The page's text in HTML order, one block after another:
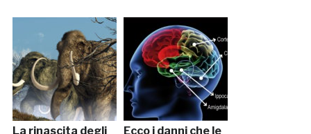
La rinascita degli
Ecco i danni che le